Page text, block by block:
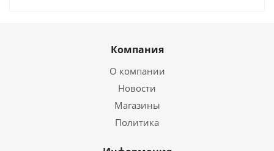
Компания
О компании
Новости
Магазины
Политика